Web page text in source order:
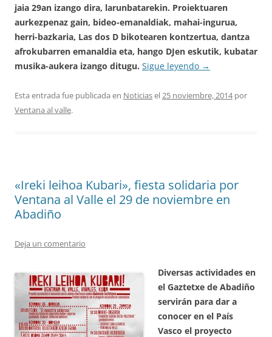
jaia 29an izango dira, larunbatarekin. Proiektuaren
aurkezpenaz gain, bideo-emanaldiak, mahai-ingurua,
herri-bazkaria, Las dos D bikotearen kontzertua, dantza
afrokubarren emanaldia eta, hango DJen eskutik, kubatar
musika-aukera izango ditugu. Sigue leyendo →
Esta entrada fue publicada en Noticiasel25 noviembre, 2014por
Ventana al valle.
«Ireki leihoa Kubari», fiesta solidaria por
Ventana al Valle el 29 de noviembre en
Abadiño
Deja un comentario
Diversas actividades en
el Gaztetxe de Abadiño
servirán para dar a
conocer en el País
Vasco el proyecto